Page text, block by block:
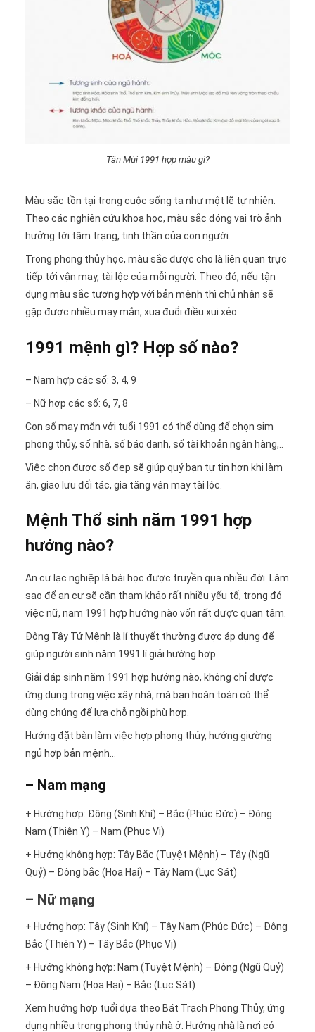
Tân Mùi 1991 hợp màu gì?
Màu sắc tồn tại trong cuộc sống ta như một lẽ tự nhiên.
Theo các nghiên cứu khoa học, màu sắc đóng vai trò ảnh
hưởng tới tâm trạng, tinh thần của con người.
Trong phong thủy học, màu sắc được cho là liên quan trực
tiếp tới vận may, tài lộc của mỗi người. Theo đó, nếu tận
dụng màu sắc tương hợp với bản mệnh thì chủ nhân sẽ
gặp được nhiều may mắn, xua đuổi điều xui xẻo.
1991 mệnh gì? Hợp số nào?
– Nam hợp các số: 3, 4, 9
– Nữ hợp các số: 6, 7, 8
Con số may mắn với tuổi 1991 có thể dùng để chọn sim
phong thủy, số nhà, số báo danh, số tài khoản ngân hàng,..
Việc chọn được số đẹp sẽ giúp quý bạn tự tin hơn khi làm
ăn, giao lưu đối tác, gia tăng vận may tài lộc.
Mệnh Thổ sinh năm 1991 hợp
hướng nào?
An cư lạc nghiệp là bài học được truyền qua nhiều đời. Làm
sao để an cư sẽ cần tham khảo rất nhiều yếu tố, trong đó
việc nữ, nam 1991 hợp hướng nào vốn rất được quan tâm.
Đông Tây Tứ Mệnh là lí thuyết thường được áp dụng để
giúp người sinh năm 1991 lí giải hướng hợp.
Giải đáp sinh năm 1991 hợp hướng nào, không chỉ được
ứng dụng trong việc xây nhà, mà bạn hoàn toàn có thể
dùng chúng để lựa chỗ ngồi phù hợp.
Hướng đặt bàn làm việc hợp phong thủy, hướng giường
ngủ hợp bản mệnh…
– Nam mạng
+ Hướng hợp: Đông (Sinh Khí) – Bắc (Phúc Đức) – Đông
Nam (Thiên Y) – Nam (Phục Vị)
+ Hướng không hợp: Tây Bắc (Tuyệt Mệnh) – Tây (Ngũ
Quỷ) – Đông bắc (Họa Hại) – Tây Nam (Lục Sát)
– Nữ mạng
+ Hướng hợp: Tây (Sinh Khí) – Tây Nam (Phúc Đức) – Đông
Bắc (Thiên Y) – Tây Bắc (Phục Vị)
+ Hướng không hợp: Nam (Tuyệt Mệnh) – Đông (Ngũ Quỷ)
– Đông Nam (Họa Hại) – Bắc (Lục Sát)
Xem hướng hợp tuổi dựa theo Bát Trạch Phong Thủy, ứng
dụng nhiều trong phong thủy nhà ở. Hướng nhà là nơi có